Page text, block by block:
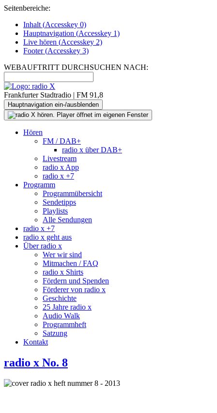
Seitenbereiche:
Inhalt (Accesskey 0)
Hauptnavigation (Accesskey 1)
Live hören (Accesskey 2)
Footer(Accesskey 3)
WEBAUFTRITT DURCHSUCHEN NACH:
Frankfurter Stadtradio | FM 91,8
Hauptnavigation ein-/ausblenden
Hören
FM / DAB+
radio x über DAB+
Livestream
radio x App
radio x +7
Programm
Programmübersicht
Sendetipps
Playlists
Alle Sendungen
radio x +7
radio x geht aus
Über radio x
Wer wir sind
Mitmachen / FAQ
radio x Shirts
Fördern und Spenden
Förderer von radio x
Geschichte
25 Jahre radio x
Audio Walk
Programmheft
Satzung
Kontakt
radio x No. 8